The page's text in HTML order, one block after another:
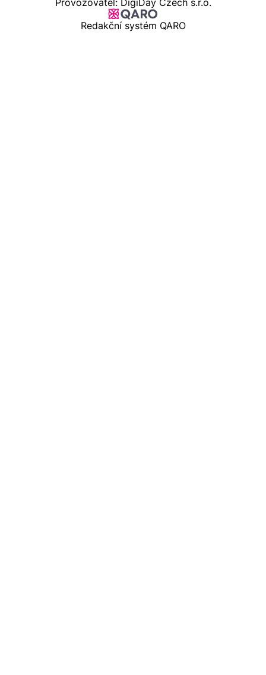
Provozovatel: DigiDay Czech s.r.o.
Redakční systém QARO